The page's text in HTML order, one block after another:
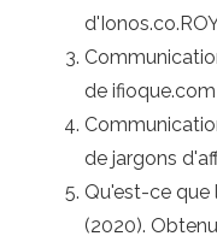
de ifioque.com
de jargons
Qu'est-ce que
(2020).